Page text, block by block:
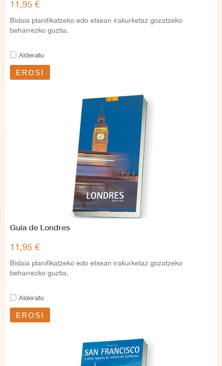
11,95 €
Bidaia planifikatzeko edo etxean irakurketaz gozatzeko
beharrezko guztia.
Alderatu
EROSI
Guía de Londres
11,95 €
Bidaia planifikatzeko edo etxean irakurketaz gozatzeko
beharrezko guztia.
Alderatu
EROSI